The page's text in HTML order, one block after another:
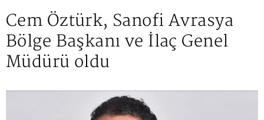
Cem Öztürk, Sanofi Avrasya
Bölge Başkanı ve İlaç Genel
Müdürü oldu